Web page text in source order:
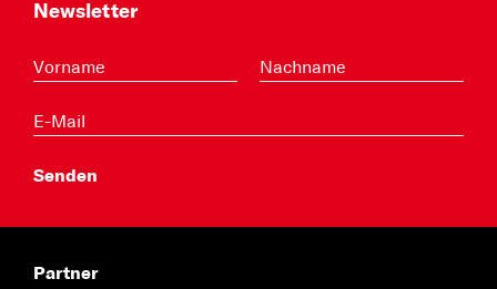
Newsletter
Partner